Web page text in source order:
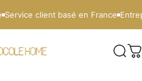
Service client basé en France
Pro